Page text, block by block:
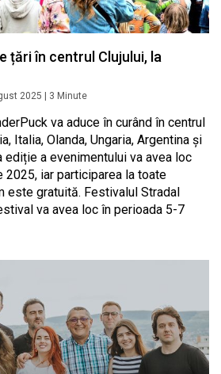
țări în centrul Clujului, la
2025 3 Minute
va aduce în curând în centrul
Italia, Olanda, Ungaria, Argentina și
ediție a evenimentului va avea loc
iar participarea la toate
este gratuită. Festivalul Stradal
va avea loc în perioada 5-7